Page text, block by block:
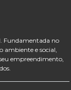
Fundamentada no
ambiente e social,
empreendimento,